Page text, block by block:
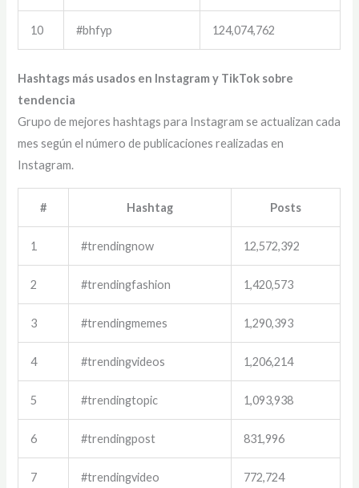
10 #bhfyp 124,074,762
Hashtags más usados en Instagram y TikTok sobre
tendencia
Grupo de mejores hashtags para Instagram se actualizan cada
mes según el número de publicaciones realizadas en
Instagram.
# Hashtag Posts
1 #trendingnow 12,572,392
2 #trendingfashion 1,420,573
3 #trendingmemes 1,290,393
4 #trendingvideos 1,206,214
5 #trendingtopic 1,093,938
6 #trendingpost 831,996
7 #trendingvideo 772,724